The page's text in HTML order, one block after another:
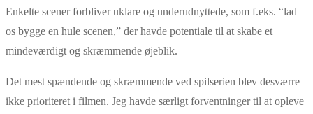
Enkelte scener forbliver uklare og underudnyttede, som f.eks. “lad
os bygge en hule scenen,” der havde potentiale til at skabe et
mindeværdigt og skræmmende øjeblik.
Det mest spændende og skræmmende ved spilserien blev desværre
ikke prioriteret i filmen. Jeg havde særligt forventninger til at opleve